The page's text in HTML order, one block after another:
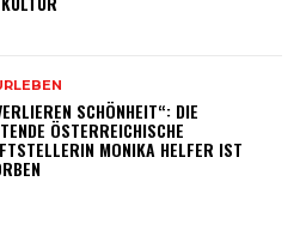
SCHÖNHEIT“: DIE
ÖSTERREICHISCHE
MONIKA HELFER IST